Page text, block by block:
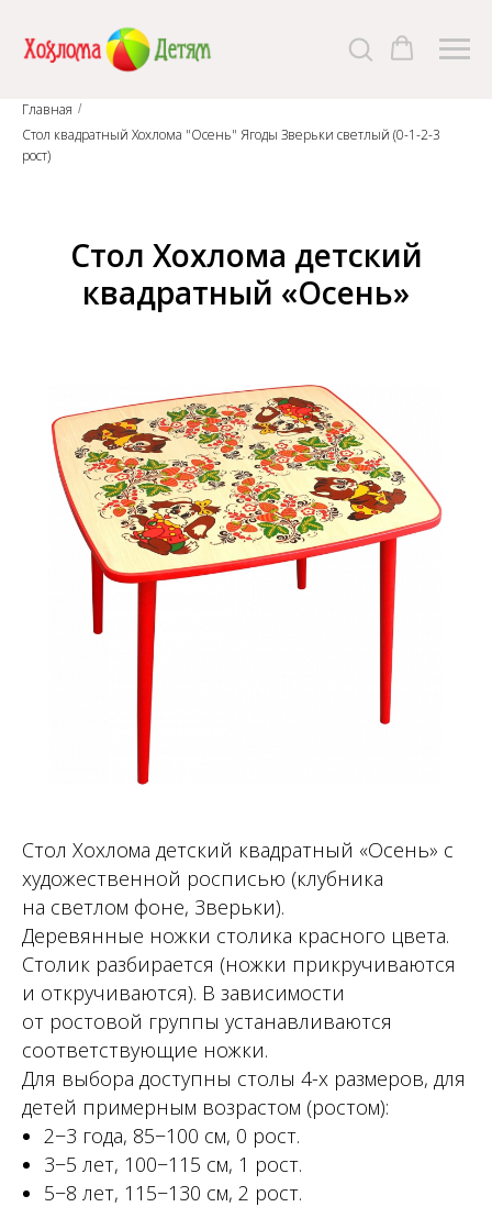
Главная /
Стол квадратный Хохлома "Осень" Ягоды Зверьки светлый (0-1-2-3
рост)
Стол Хохлома детский
квадратный «Осень»
Стол Хохлома детский квадратный «Осень» с
художественной росписью (клубника
на светлом фоне, Зверьки).
Деревянные ножки столика красного цвета.
Столик разбирается (ножки прикручиваются
и откручиваются). В зависимости
от ростовой группы устанавливаются
соответствующие ножки.
Для выбора доступны столы 4-х размеров, для
детей примерным возрастом (ростом):
2−3 года, 85−100 см, 0 рост.
3−5 лет, 100−115 см, 1 рост.
5−8 лет, 115−130 см, 2 рост.